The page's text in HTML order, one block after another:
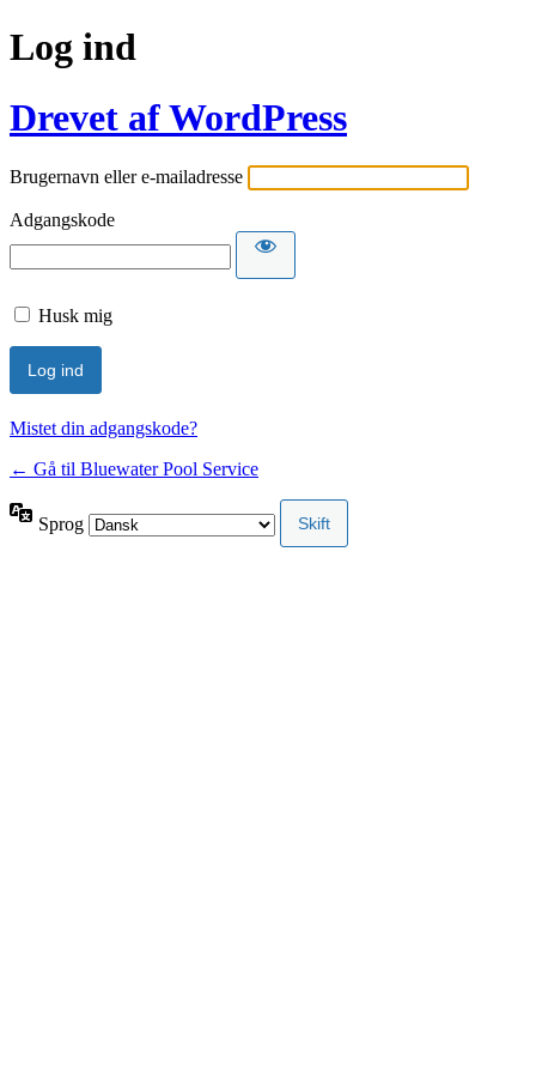
Log ind
Drevet af WordPress
Brugernavn eller e-mailadresse
Adgangskode
Husk mig
Mistet din adgangskode?
← Gå til Bluewater Pool Service
Sprog